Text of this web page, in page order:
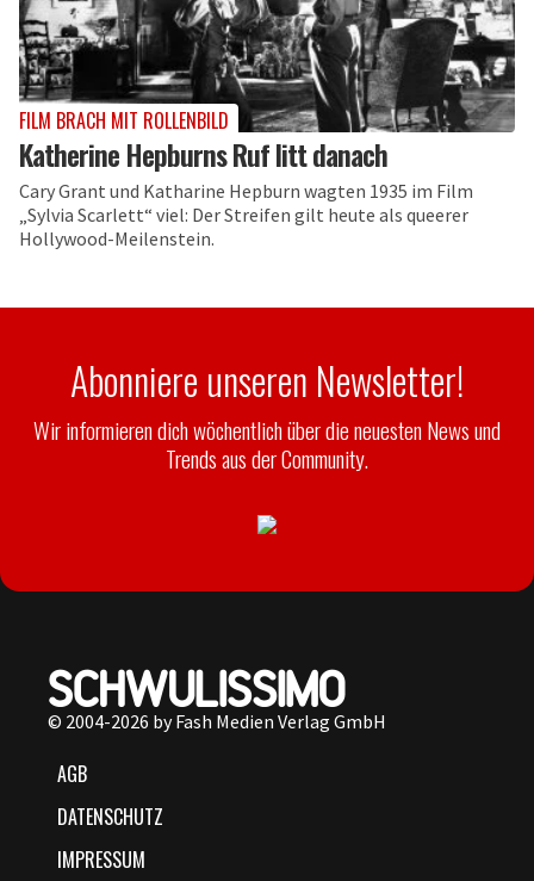
FILM BRACH MIT ROLLENBILD
Katherine Hepburns Ruf litt danach
Cary Grant und Katharine Hepburn wagten 1935 im Film
„Sylvia Scarlett“ viel: Der Streifen gilt heute als queerer
Hollywood-Meilenstein.
Abonniere unseren Newsletter!
Wir informieren dich wöchentlich über die neuesten News und
Trends aus der Community.
© 2004-2026 by Fash Medien Verlag GmbH
AGB
DATENSCHUTZ
IMPRESSUM